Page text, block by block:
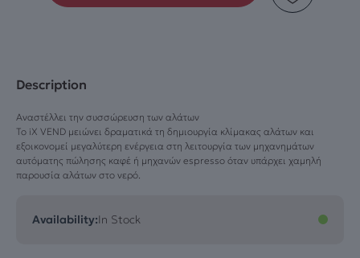
Description
Αναστέλλει την συσσώρευση των αλάτων
Το iX VEND μειώνει δραματικά τη δημιουργία κλίμακας αλάτων και
εξοικονομεί μεγαλύτερη ενέργεια στη λειτουργία των μηχανημάτων
αυτόματης πώλησης καφέ ή μηχανών espresso όταν υπάρχει χαμηλή
παρουσία αλάτων στο νερό.
for
ONLY
ποσότητα
Availability:In Stock